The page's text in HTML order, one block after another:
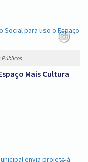
Públicos
Mais Cultura